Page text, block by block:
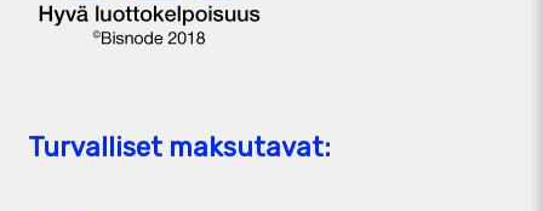
Turvalliset maksutavat: